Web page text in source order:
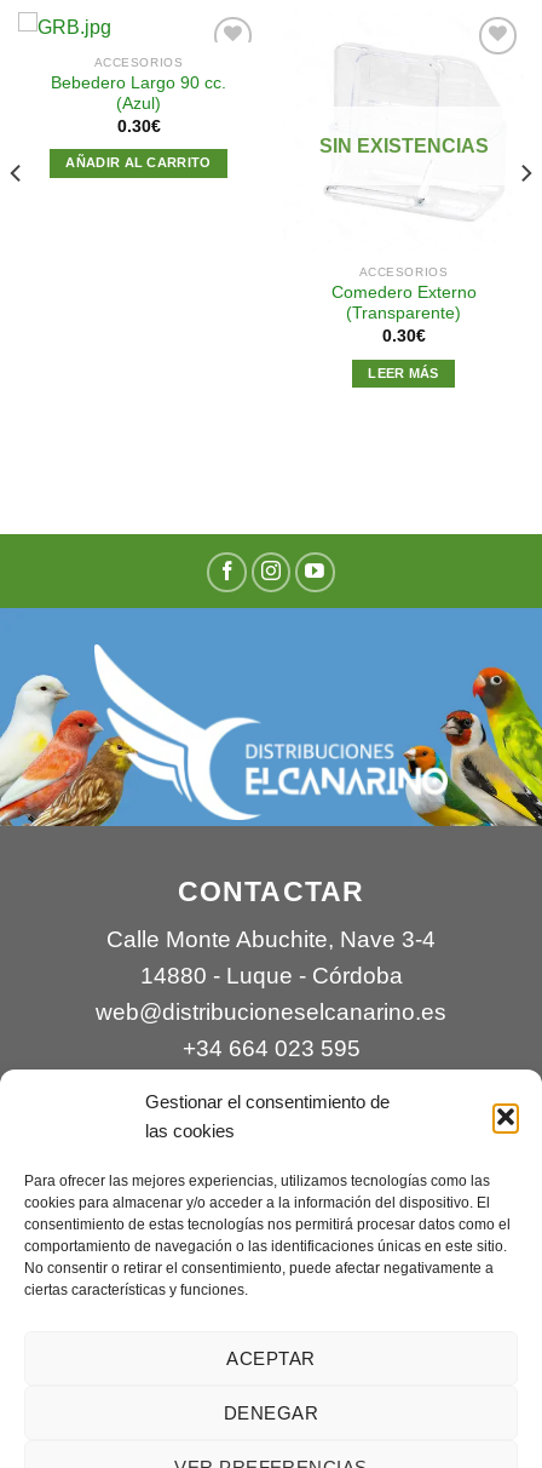
Gestionar el consentimiento de
las cookies
Para ofrecer las mejores experiencias, utilizamos tecnologías como las
cookies para almacenar y/o acceder a la información del dispositivo. El
consentimiento de estas tecnologías nos permitirá procesar datos como el
comportamiento de navegación o las identificaciones únicas en este sitio.
No consentir o retirar el consentimiento, puede afectar negativamente a
ciertas características y funciones.
ACEPTAR
DENEGAR
lista de
deseos
ACCESORIOS
Bebedero Largo 90 cc.
(Azul)
0.30€
AÑADIR AL CARRITO
lista de
SIN EXISTENCIAS
ACCESORIOS
Comedero Externo
(Transparente)
0.30€
LEER MÁS
CONTACTAR
Calle Monte Abuchite, Nave 3-4
14880 - Luque - Córdoba
web@distribucioneselcanarino.es
+34 664 023 595
Contacto|Incidencias|Devoluciones |
Condiciones generales
Mantenimiento web a cargo deCreaciones Digitales – mantenimiento web
Política de privacidad |Condiciones generales de